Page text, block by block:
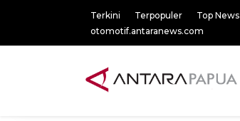
Terkini Terpopuler Top News
otomotif.antaranews.com